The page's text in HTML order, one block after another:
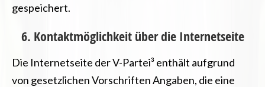
gespeichert.
6. Kontaktmöglichkeit über die Internetseite
Die Internetseite der V-Partei³ enthält aufgrund
von gesetzlichen Vorschriften Angaben, die eine